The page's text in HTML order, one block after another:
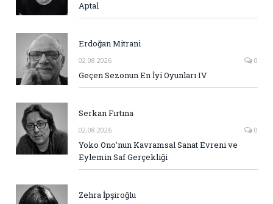
Aptal
Erdoğan Mitrani
02.08.2026 0
Geçen Sezonun En İyi Oyunları IV
Serkan Fırtına
02.08.2026 0
Yoko Ono’nun Kavramsal Sanat Evreni ve
Eylemin Saf Gerçekliği
Zehra İpşiroğlu